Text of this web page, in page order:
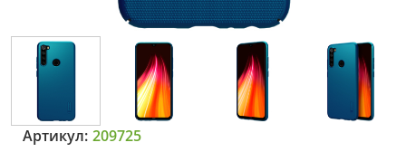
Артикул: 209725